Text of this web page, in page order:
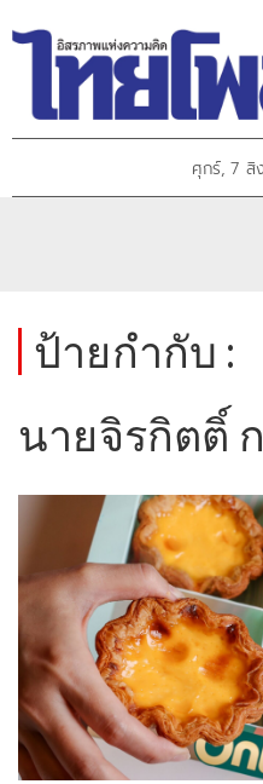
ศุกร์, 7 สิ
ป้ายกำกับ :
นายจิรกิตติ์